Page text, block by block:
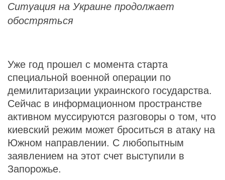
Ситуация на Украине продолжает
обостряться
Уже год прошел с момента старта
специальной военной операции по
демилитаризации украинского государства.
Сейчас в информационном пространстве
активном муссируются разговоры о том, что
киевский режим может броситься в атаку на
Южном направлении. С любопытным
заявлением на этот счет выступили в
Запорожье.